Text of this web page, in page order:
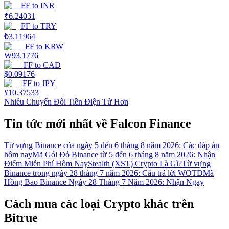
FF to INR
₹6.24031
FF to TRY
₺3.11964
FF to KRW
₩93.1776
FF to CAD
$0.09176
FF to JPY
¥10.37533
Nhiều Chuyển Đổi Tiền Điện Tử Hơn
Tin tức mới nhất về Falcon Finance
Từ vựng Binance của ngày 5 đến 6 tháng 8 năm 2026: Các đáp án
hôm nayMã Gói Đỏ Binance từ 5 đến 6 tháng 8 năm 2026: Nhận
Điểm Miễn Phí Hôm NayStealth (XST) Crypto Là Gì?Từ vựng
Binance trong ngày 28 tháng 7 năm 2026: Câu trả lời WOTDMã
Hồng Bao Binance Ngày 28 Tháng 7 Năm 2026: Nhận Ngay
Cách mua các loại Crypto khác trên
Bitrue